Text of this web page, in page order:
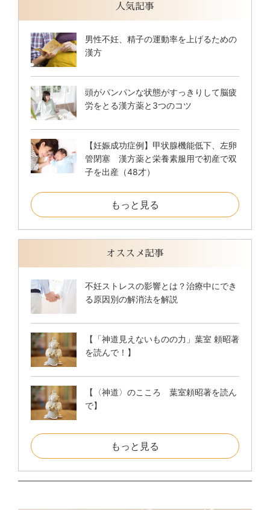
人気記事
男性不妊、精子の運動率を上げるための
漢方
頭がパンパンな状態がすっきりして脳疲
労をとる漢方薬と3つのコツ
【妊娠成功症例】甲状腺機能低下、左卵
管閉塞 漢方薬と栄養素服用で初産で双
子を出産（48才）
もっと見る
オススメ記事
不妊ストレスの影響とは？治療中にでき
る原因別の解消法を解説
【「神道見えないものの力」葉室 頼昭著
を読んで！】
【〈神道〉のこころ 葉室頼昭著を読ん
で】
もっと見る